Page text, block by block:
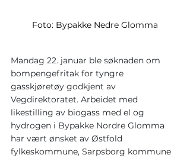
Foto: Bypakke Nedre Glomma
Mandag 22. januar ble søknaden om
bompengefritak for tyngre
gasskjøretøy godkjent av
Vegdirektoratet. Arbeidet med
likestilling av biogass med el og
hydrogen i Bypakke Nordre Glomma
har vært ønsket av Østfold
fylkeskommune, Sarpsborg kommune